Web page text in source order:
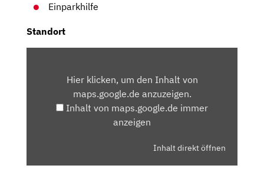
Einparkhilfe
Standort
MAPS.GOOGLE.DEHier klicken, um den Inhalt von
maps.google.de anzuzeigen.
Inhalt von maps.google.de immer
anzeigen
Inhalt direkt öffnen